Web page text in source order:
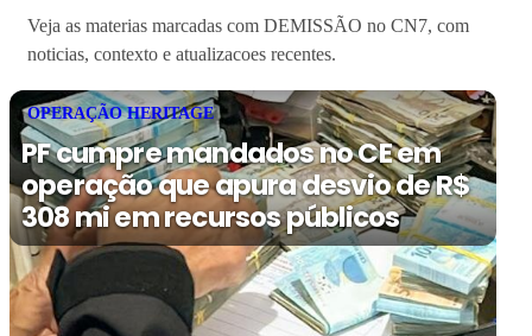
Veja as materias marcadas com DEMISSÃO no CN7, com
noticias, contexto e atualizacoes recentes.
OPERAÇÃO HERITAGE
PF cumpre mandados no CE em
operação que apura desvio de R$
308 mi em recursos públicos